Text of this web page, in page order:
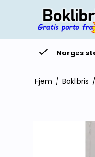
Norges
Hjem / Boklibris /